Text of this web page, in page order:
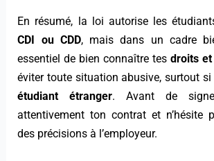
En résumé, la loi autorise les
CDI ou CDD, mais dans un cadre
essentiel de bien connaître tes droits
éviter toute situation abusive, surtout
étudiant étranger. Avant de
attentivement ton contrat et n’hésite
des précisions à l’employeur.